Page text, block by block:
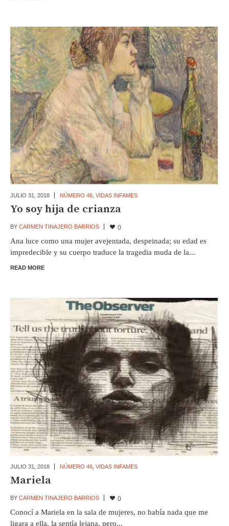
JULIO 31, 2018 NÚMERO 46, VIDAS INFAMES
Yo soy hija de crianza
BY CARMEN TINAJERO BARRIOS 0
Ana luce como una mujer avejentada, despeinada; su edad es
impredecible y su cuerpo traduce la tragedia muda de la...
READ MORE
JULIO 31, 2018 NÚMERO 46, VIDAS INFAMES
Mariela
BY CARMEN TINAJERO BARRIOS 0
Conocí a Mariela en la sala de mujeres, no había nada que me
ligara a ella, la sentía lejana, pero...